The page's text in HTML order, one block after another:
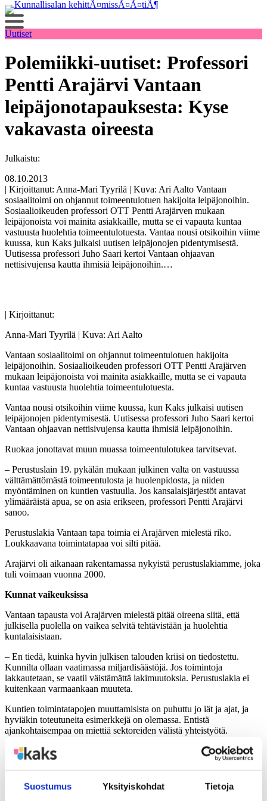
Suostumus Yksityiskohdat Tietoja
Siirry
sisältöön
Uutiset
Polemiikki-uutiset: Professori
Pentti Arajärvi Vantaan
leipäjonotapauksesta: Kyse
vakavasta oireesta
Julkaistu:
08.10.2013
| Kirjoittanut: Anna-Mari Tyyrilä | Kuva: Ari Aalto Vantaan
sosiaalitoimi on ohjannut toimeentulotuen hakijoita leipäjonoihin.
Sosiaalioikeuden professori OTT Pentti Arajärven mukaan
leipäjonoista voi mainita asiakkaille, mutta se ei vapauta kuntaa
vastuusta huolehtia toimeentulotuesta. Vantaa nousi otsikoihin viime
kuussa, kun Kaks julkaisi uutisen leipäjonojen pidentymisestä.
Uutisessa professori Juho Saari kertoi Vantaan ohjaavan
nettisivujensa kautta ihmisiä leipäjonoihin.…
| Kirjoittanut:
Anna-Mari Tyyrilä | Kuva: Ari Aalto
Vantaan sosiaalitoimi on ohjannut toimeentulotuen hakijoita
leipäjonoihin. Sosiaalioikeuden professori OTT Pentti Arajärven
mukaan leipäjonoista voi mainita asiakkaille, mutta se ei vapauta
kuntaa vastuusta huolehtia toimeentulotuesta.
Vantaa nousi otsikoihin viime kuussa, kun Kaks julkaisi uutisen
leipäjonojen pidentymisestä. Uutisessa professori Juho Saari kertoi
Vantaan ohjaavan nettisivujensa kautta ihmisiä leipäjonoihin.
Ruokaa jonottavat muun muassa toimeentulotukea tarvitsevat.
– Perustuslain 19. pykälän mukaan julkinen valta on vastuussa
välttämättömästä toimeentulosta ja huolenpidosta, ja niiden
myöntäminen on kuntien vastuulla. Jos kansalaisjärjestöt antavat
ylimääräistä apua, se on asia erikseen, professori Pentti Arajärvi
sanoo.
Perustuslakia Vantaan tapa toimia ei Arajärven mielestä riko.
Loukkaavana toimintatapaa voi silti pitää.
Arajärvi oli aikanaan rakentamassa nykyistä perustuslakiamme, joka
tuli voimaan vuonna 2000.
Kunnat vaikeuksissa
Vantaan tapausta voi Arajärven mielestä pitää oireena siitä, että
julkisella puolella on vaikea selvitä tehtävistään ja huolehtia
kuntalaisistaan.
– En tiedä, kuinka hyvin julkisen talouden kriisi on tiedostettu.
Kunnilta ollaan vaatimassa miljardisäästöjä. Jos toimintoja
lakkautetaan, se vaatii väistämättä lakimuutoksia. Perustuslakia ei
kuitenkaan varmaankaan muuteta.
Kuntien toimintatapojen muuttamisista on puhuttu jo iät ja ajat, ja
hyviäkin toteutuneita esimerkkejä on olemassa. Entistä
ajankohtaisempaa on miettiä sektoreiden välistä yhteistyötä.
– Lainsäädännössä on velvoitteita yhteistoiminnasta paitsi kuntien
sisällä, myös kuntien ja kolmannen sektorin välillä. Ne vain eivät ole
vielä muuttuneet lihaksi. Kunnissa jokainen hallinnonala miettii
omaa budjettiaan. Jos pomot tapaisivat toisensa saman pöydän
ääressä ja katsoisivat, mihin mikäkin asia vaikuttaa, säästöjä voisi